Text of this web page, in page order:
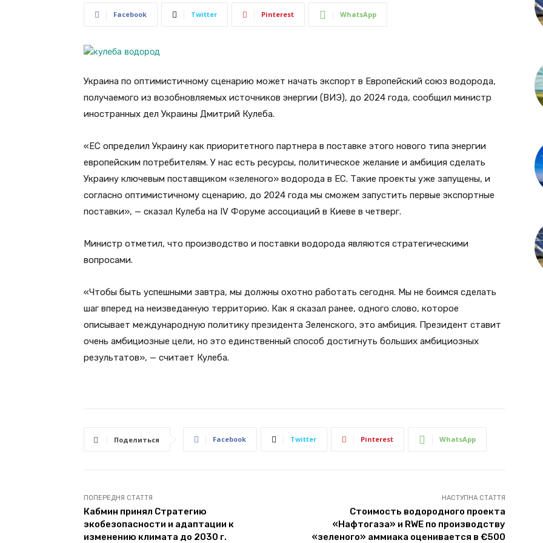
Facebook Twitter Pinterest WhatsApp
Украина по оптимистичному сценарию может начать экспорт в Европейский союз водорода,
получаемого из возобновляемых источников энергии (ВИЭ), до 2024 года, сообщил министр
иностранных дел Украины Дмитрий Кулеба.
«ЕС определил Украину как приоритетного партнера в поставке этого нового типа энергии
европейским потребителям. У нас есть ресурсы, политическое желание и амбиция сделать
Украину ключевым поставщиком «зеленого» водорода в ЕС. Такие проекты уже запущены, и
согласно оптимистичному сценарию, до 2024 года мы сможем запустить первые экспортные
поставки», — сказал Кулеба на IV Форуме ассоциаций в Киеве в четверг.
Министр отметил, что производство и поставки водорода являются стратегическими
вопросами.
«Чтобы быть успешными завтра, мы должны охотно работать сегодня. Мы не боимся сделать
шаг вперед на неизведанную территорию. Как я сказал ранее, одного слово, которое
описывает международную политику президента Зеленского, это амбиция. Президент ставит
очень амбициозные цели, но это единственный способ достигнуть больших амбициозных
результатов», — считает Кулеба.
Поделиться Facebook Twitter Pinterest WhatsApp
ПОПЕРЕДНЯ СТАТТЯ
Кабмин принял Стратегию
экобезопасности и адаптации к
изменению климата до 2030 г.
НАСТУПНА СТАТТЯ
Стоимость водородного проекта
«Нафтогаза» и RWE по производству
«зеленого» аммиака оценивается в €500